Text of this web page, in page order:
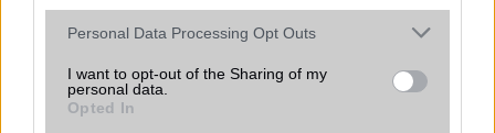
Please note that this website/app uses one or more Google
not limited to your visit or usage behaviour. You may click to
grant or deny consent to Google and its third-party tags to
use your data for below specified purposes in below Google
Personal Data Processing Opt Outs
I want to opt-out of the Sharing of my
personal data.
Opted In
2025.03.12| Phone Arena
minden lehetséges millimétert lefaragnak a
készülékeikről.